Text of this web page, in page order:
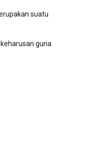
suatu
guna